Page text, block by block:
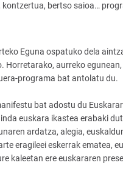
bertso saioa…
Eguna ospatuko dela
Horretarako, aurreko
programa bat antolatu du.
bat adostu du
euskara ikastea erabaki
ardatza, alegia,
eragileei eskerrak ematea,
kaleetan ere euskararen